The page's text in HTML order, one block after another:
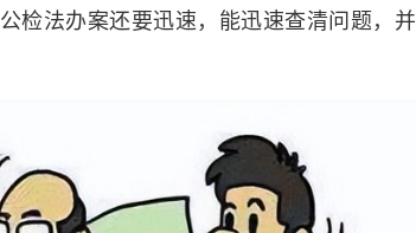
检法办案还要迅速，能迅速查清问题，并